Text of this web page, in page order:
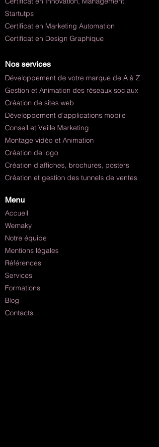
Startutps
Certificat en Marketing Automation
Certificat en Design Graphique
Nos services
Développement de votre marque de A à Z
Gestion et Animation des réseaux sociaux
Création de sites web
Développement d'applications mobile
Conseil et Veille Marketing
Montage vidéo et Animation
Création de logo
Création d'affiches, brochures, posters
Création et gestion des tunnels de ventes
Menu
Accueil
Wemaky
Notre équipe
Mentions légales
Références
Services
Formations
Blog
Contacts